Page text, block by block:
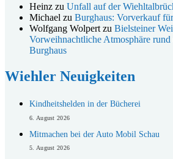
Heinz zu Unfall auf der
Michael zu Burghaus: Vorverkauf
Wolfgang Wolpert zu Bielsteiner
Vorweihnachtliche Atmosphäre
Burghaus
Wiehler Neuigkeiten
Kindheitshelden in der Bücherei
6. August 2026
Mitmachen bei der Auto Mobil Schau
5. August 2026